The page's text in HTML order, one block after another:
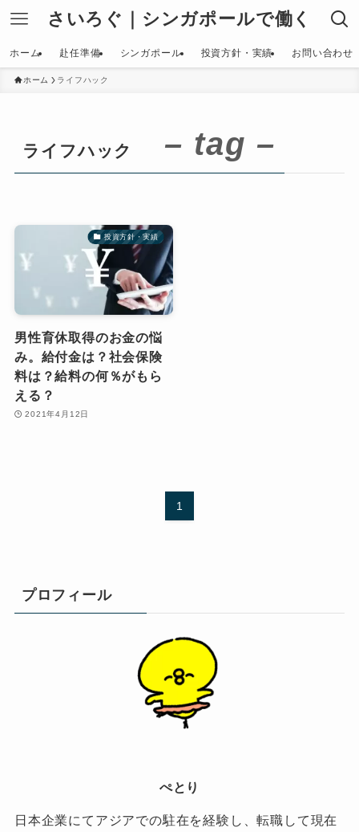
さいろぐ｜シンガポールで働く
ホーム 赴任準備 シンガポール 投資方針・実績 お問い合わせ
ホーム ライフハック
ライフハック – tag –
投資方針・実績
男性育休取得のお金の悩
み。給付金は？社会保険
料は？給料の何％がもら
える？
2021年4月12日
1
プロフィール
ぺとり
日本企業にてアジアでの駐在を経験し、転職して現在